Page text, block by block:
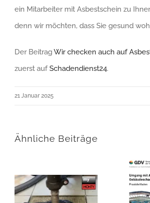
ein Mitarbeiter mit Asbestschein zu
denn wir möchten, dass Sie gesund
Der BeitragWir checken auch auf
zuerst aufSchadendienst24.
21 Januar 2025
Ähnliche Beiträge